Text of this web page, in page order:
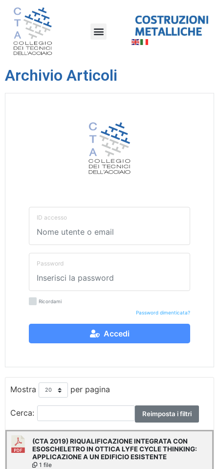
Archivio Articoli
ID accesso
Password
Ricordami
Password dimenticata?
Accedi
Mostra per pagina
Cerca: Reimposta i filtri
(CTA 2019) RIQUALIFICAZIONE INTEGRATA CON
ESOSCHELETRO IN OTTICA LYFE CYCLE THINKING:
APPLICAZIONE A UN EDIFICIO ESISTENTE
1 file